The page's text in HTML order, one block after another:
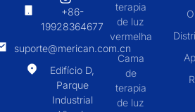
+86-
19928364677
suporte@merican.com.cn
Edifício D,
Parque
Industrial
terapia
de luz
vermelha
Cama
de
terapia
de luz